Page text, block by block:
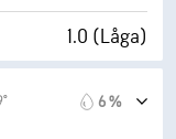
10 eng. mil
1.0 (Låga)
6 %